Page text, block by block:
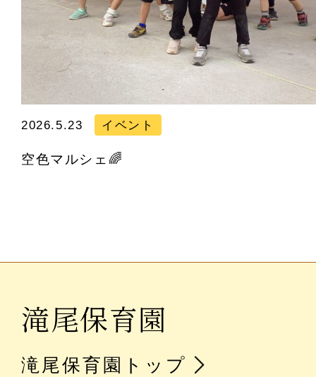
2026.5.23 イベント
空色マルシェ🌈
滝尾保育園
滝尾保育園トップ